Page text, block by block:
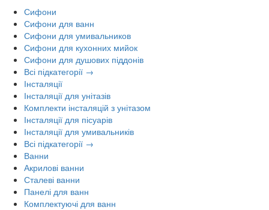
Сифони
Сифони для ванн
Сифони для умивальников
Сифони для кухонних мийок
Сифони для душових піддонів
Всі підкатегорії →
Інсталяції
Інсталяції для унітазів
Комплекти інсталяцій з унітазом
Інсталяції для пісуарів
Інсталяції для умивальників
Всі підкатегорії →
Ванни
Акрилові ванни
Сталеві ванни
Панелі для ванн
Комплектуючі для ванн